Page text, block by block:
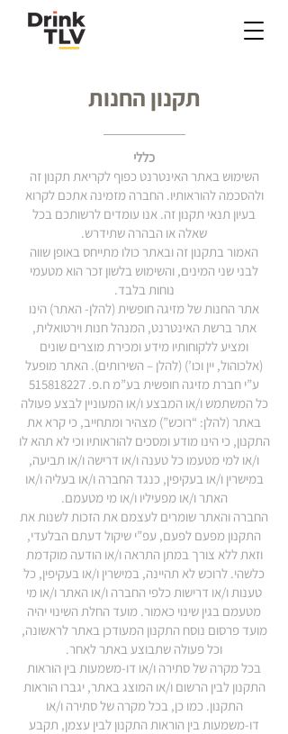
תקנון החנות
כללי
השימוש באתר האינטרנט כפוף לקריאת תקנון זה
ולהסכמה להוראותיו. החברה מזמינה אתכם לקרוא
בעיון תנאי תקנון זה. אנו עומדים לרשותכם בכל
שאלה או הבהרה שתידרש.
האמור בתקנון זה ובאתר כולו מתייחס באופן שווה
לבני שני המינים, והשימוש בלשון זכר הוא מטעמי
נוחות בלבד.
אתר החנות של מזיגה חופשית (להלן- האתר) הינו
אתר ברשת האינטרנט, המנהל חנות וירטואלית,
ומציע ללקוחותיו מידע ומכירת מוצרים שונים
(אלכוהול, יין וכו’) (להלן – השירותים). האתר מופעל
ע”י חברת מזיגה חופשית בע”מ ח.פ. 515818227
כל המשתמש ו/או המבצע ו/או המעוניין לבצע פעולה
באתר (להלן: “רוכש”) מצהיר ומתחייב, כי קרא את
התקנון, כי הינו מודע ומסכים להוראותיו וכי לא תהא לו
ו/או למי מטעמו כל טענה ו/או דרישה ו/או תביעה,
במישרין ו/או בעקיפין, כנגד החברה ו/או בעליה ו/או
האתר ו/או מפעיליו ו/או מי מטעמם.
החברה והאתר שומרים לעצמם את הזכות לשנות את
התקנון מפעם לפעם, עפ”י שיקול דעתם הבלעדי,
וזאת ללא צורך במתן התראה ו/או הודעה מוקדמת
כלשהי. לרוכש לא תהיינה, במישרין ו/או בעקיפין, כל
טענות ו/או דרישות כלפי החברה ו/או האתר ו/או מי
מטעמם בגין שינוי כאמור. מועד החלת השינוי יהיה
מועד פרסום נוסח התקנון המעודכן באתר לראשונה,
וכל פעולה שתבוצע באתר לאחר.
בכל מקרה של סתירה ו/או דו-משמעות בין הוראות
התקנון לבין הרשום ו/או המוצג באתר, יגברו הוראות
התקנון. כמו כן, בכל מקרה של סתירה ו/או
דו-משמעות בין הוראות התקנון לבין עצמן, תקבע